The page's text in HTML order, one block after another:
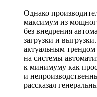
Однако
максимум из
без внедрения
загрузки и
актуальным трендом
на системы
к минимуму как
и
рассказал